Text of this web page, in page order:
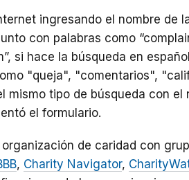
ingresando el nombre de
con palabras como
si hace la búsqueda en
"queja", "comentarios",
mismo tipo de búsqueda con el
el formulario.
de caridad con
, Charity Navigator,